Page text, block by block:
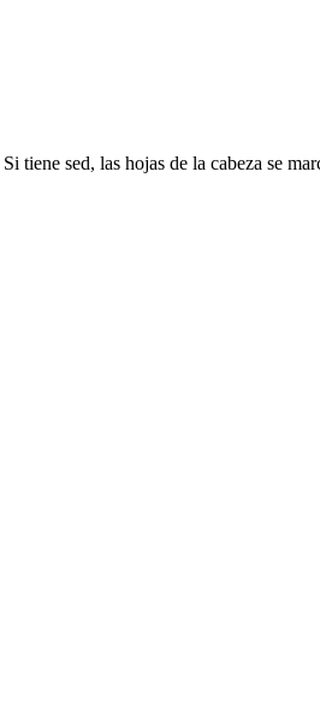
tiene sed, las hojas de la cabeza se